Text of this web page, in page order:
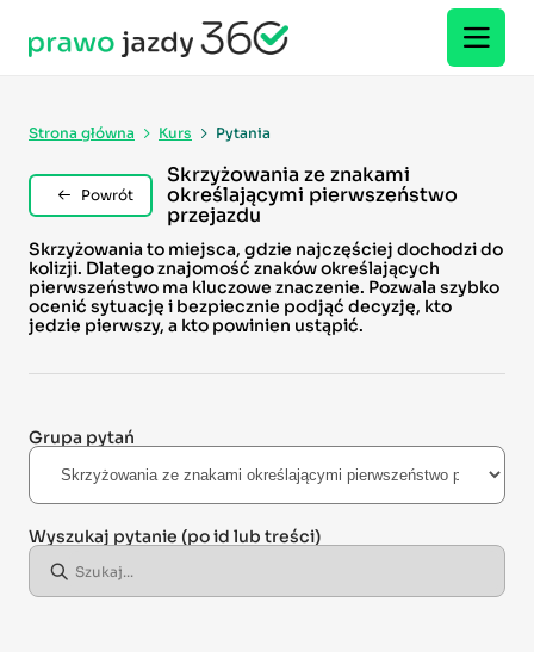
Strona główna Kurs Pytania
Powrót
Skrzyżowania ze znakami
określającymi pierwszeństwo
przejazdu
Skrzyżowania to miejsca, gdzie najczęściej dochodzi do
kolizji. Dlatego znajomość znaków określających
pierwszeństwo ma kluczowe znaczenie. Pozwala szybko
ocenić sytuację i bezpiecznie podjąć decyzję, kto
jedzie pierwszy, a kto powinien ustąpić.
Grupa pytań
Wyszukaj pytanie (po id lub treści)